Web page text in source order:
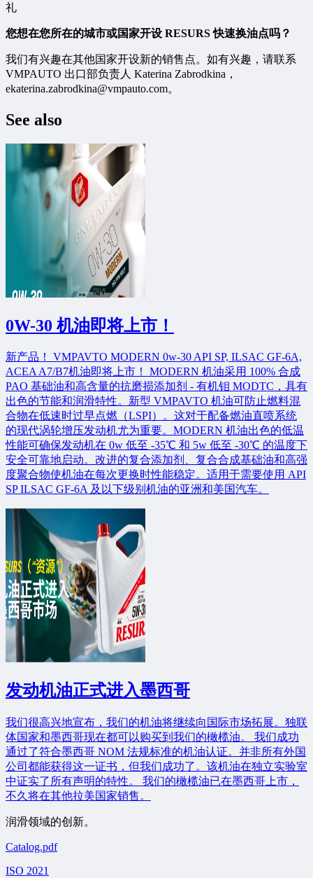
礼
您想在您所在的城市或国家开设 RESURS 快速换油点吗？
我们有兴趣在其他国家开设新的销售点。如有兴趣，请联系
VMPAUTO 出口部负责人 Katerina Zabrodkina，
ekaterina.zabrodkina@vmpauto.com。
See also
0W-30 机油即将上市！
新产品！ VMPAVTO MODERN 0w-30 API SP, ILSAC GF-6A,
ACEA A7/B7机油即将上市！ MODERN 机油采用 100% 合成
PAO 基础油和高含量的抗磨损添加剂 - 有机钼 MODTC，具有
出色的节能和润滑特性。新型 VMPAVTO 机油可防止燃料混
合物在低速时过早点燃（LSPI）。这对于配备燃油直喷系统
的现代涡轮增压发动机尤为重要。MODERN 机油出色的低温
性能可确保发动机在 0w 低至 -35℃ 和 5w 低至 -30℃ 的温度下
安全可靠地启动。改进的复合添加剂、复合合成基础油和高强
度聚合物使机油在每次更换时性能稳定。适用于需要使用 API
SP ILSAC GF-6A 及以下级别机油的亚洲和美国汽车。
发动机油正式进入墨西哥
我们很高兴地宣布，我们的机油将继续向国际市场拓展。独联
体国家和墨西哥现在都可以购买到我们的橄榄油。 我们成功
通过了符合墨西哥 NOM 法规标准的机油认证。并非所有外国
公司都能获得这一证书，但我们成功了。该机油在独立实验室
中证实了所有声明的特性。 我们的橄榄油已在墨西哥上市，
不久将在其他拉美国家销售。
润滑领域的创新。
Catalog.pdf
ISO 2021